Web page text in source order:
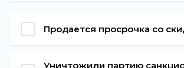
Продается просрочка со
Уничтожили партию